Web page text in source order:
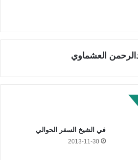
العشماوي
في الشيخ السفر الحوالي
2013-11-30